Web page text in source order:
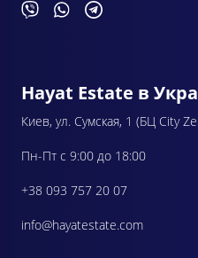
Hayat Estate в
Киев, ул. Сумская, 1 (БЦ City
Пн-Пт с 9:00 до 18:00
+38 093 757 20 07
info@hayatestate.com